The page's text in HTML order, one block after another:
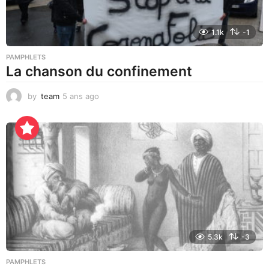
1.1k -1
PAMPHLETS
La chanson du confinement
by team 5 ans ago
5.3k -3
PAMPHLETS